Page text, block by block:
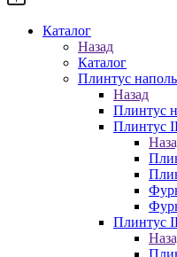
Каталог
Назад
Каталог
Плинтус
Назад
Плинтус
Плинтус
Плинтус